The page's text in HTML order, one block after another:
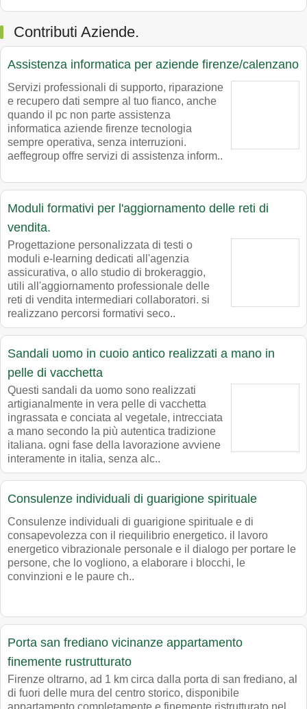
Contributi Aziende.
Assistenza informatica per aziende firenze/calenzano
Servizi professionali di supporto, riparazione
e recupero dati sempre al tuo fianco, anche
quando il pc non parte assistenza
informatica aziende firenze tecnologia
sempre operativa, senza interruzioni.
aeffegroup offre servizi di assistenza inform..
Moduli formativi per l'aggiornamento delle reti di
vendita.
Progettazione personalizzata di testi o
moduli e-learning dedicati all'agenzia
assicurativa, o allo studio di brokeraggio,
utili all'aggiornamento professionale delle
reti di vendita intermediari collaboratori. si
realizzano percorsi formativi seco..
Sandali uomo in cuoio antico realizzati a mano in
pelle di vacchetta
Questi sandali da uomo sono realizzati
artigianalmente in vera pelle di vacchetta
ingrassata e conciata al vegetale, intrecciata
a mano secondo la più autentica tradizione
italiana. ogni fase della lavorazione avviene
interamente in italia, senza alc..
Consulenze individuali di guarigione spirituale
Consulenze individuali di guarigione spirituale e di
consapevolezza con il riequilibrio energetico. il lavoro
energetico vibrazionale personale e il dialogo per portare le
persone, che lo vogliono, a elaborare i blocchi, le
convinzioni e le paure ch..
Porta san frediano vicinanze appartamento
finemente rustrutturato
Firenze oltrarno, ad 1 km circa dalla porta di san frediano, al
di fuori delle mura del centro storico, disponibile